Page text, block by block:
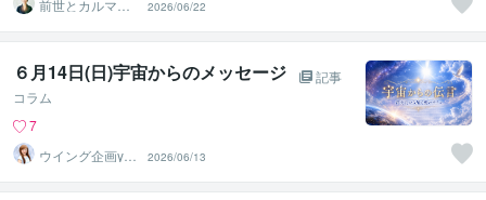
前世とカルマの
翻訳者 Haku
2026/06/22
６月14日(日)宇宙からのメッセージ
記事
コラム
7
ウイング企画yuk
a
2026/06/13